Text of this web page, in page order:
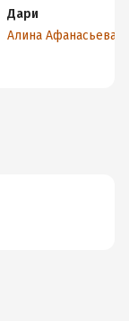
Дари
Алина Афанасьева